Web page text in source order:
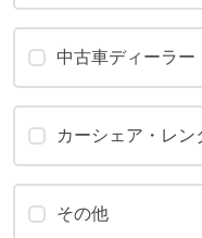
中古車ディーラー
カーシェア・レン
その他